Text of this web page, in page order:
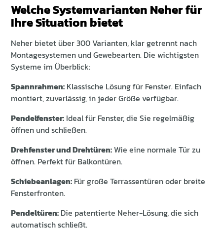
Welche Systemvarianten Neher für
Ihre Situation bietet
Neher bietet über 300 Varianten, klar getrennt nach
Montagesystemen und Gewebearten. Die wichtigsten
Systeme im Überblick:
Spannrahmen: Klassische Lösung für Fenster. Einfach
montiert, zuverlässig, in jeder Größe verfügbar.
Pendelfenster: Ideal für Fenster, die Sie regelmäßig
öffnen und schließen.
Drehfenster und Drehtüren:Wie eine normale Tür zu
öffnen. Perfekt für Balkontüren.
Schiebeanlagen: Für große Terrassentüren oder breite
Fensterfronten.
Pendeltüren: Die patentierte Neher-Lösung, die sich
automatisch schließt.